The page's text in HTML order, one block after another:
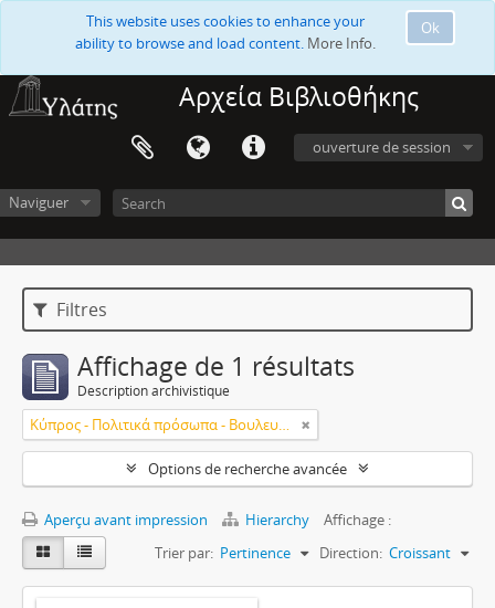
Ok
This website uses cookies to enhance your
ability to browse and load content. More Info.
Αρχεία Βιβλιοθήκης
ouverture de session
Naviguer
Filtres
Affichage de 1 résultats
Description archivistique
Κύπρος - Πολιτικά πρόσωπα - Βουλευτές
Options de recherche avancée
Aperçu avant impression Hierarchy
Affichage :
Trier par: Pertinence Direction: Croissant